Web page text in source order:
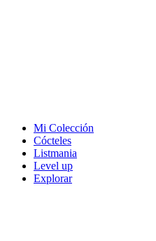
Mi Colección
Cócteles
Listmania
Level up
Explorar